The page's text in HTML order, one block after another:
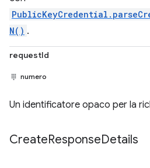
N() .
requestId
numero
Un identificatore opaco per la
CreateResponseDetails